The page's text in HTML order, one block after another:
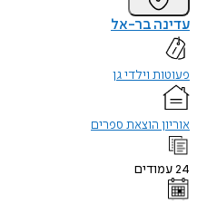
עדינה בר-אל
פעוטות וילדי גן
אוריון הוצאת ספרים
24עמודים